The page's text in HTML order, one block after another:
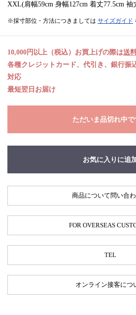
XXL(肩幅59cm 身幅127cm 着丈77.5cm 袖
※採寸部位・方法につきましては サイズガイド
10,000円以上（税込）お買上げの際は送
各種クレジットカード、代引き、銀行振
対応
最短翌日お届け
ただいま品切れ中で
お気に入りに追
商品について問い合
FOR OVERSEAS
TEL
オンライン接客につ